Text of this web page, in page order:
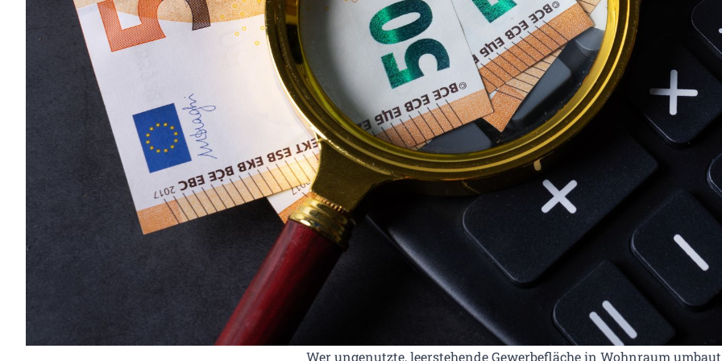
Wer ungenutzte, leerstehende Gewerbefläche in Wohnraum